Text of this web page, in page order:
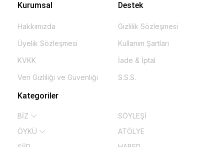
Kurumsal
Hakkımızda
Üyelik Sözleşmesi
KVKK
Veri Gizliliği ve Güvenliği
Destek
Gizlilik Sözleşmesi
Kullanım Şartları
İade & İptal
S.S.S.
Kategoriler
BİZ
ÖYKÜ
SÖYLEŞİ
ATÖLYE